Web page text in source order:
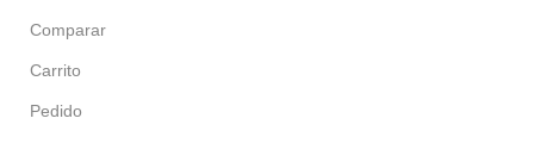
Comparar
Carrito
Pedido